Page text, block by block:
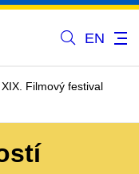
EN
Filmový festival